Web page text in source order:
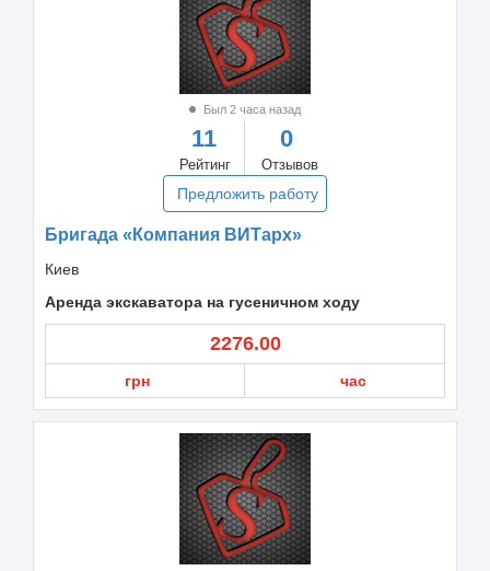
Был 2 часа назад
11
Рейтинг
0
Отзывов
Предложить работу
Бригада «Компания ВИТарх»
Киев
Аренда экскаватора на гусеничном ходу
2276.00
грн час